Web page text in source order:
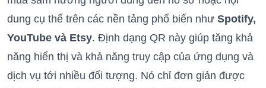
dung cụ thể trên các nền tảng phổ biến như Spotify,
YouTube và Etsy. Định dạng QR này giúp tăng khả
năng hiển thị và khả năng truy cập của ứng dụng và
dịch vụ tới nhiều đối tượng. Nó chỉ đơn giản được